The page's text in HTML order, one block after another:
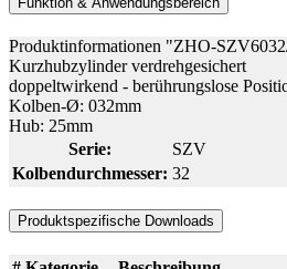
Produktinformationen "ZHO-
Kurzhubzylinder verdrehgesichert
doppeltwirkend - berührungslose
Kolben-Ø: 032mm
Hub: 25mm
Serie:
SZV
Kolbendurchmesser: 32
Produktspezifische Downloads